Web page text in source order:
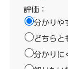
評価：
分かりや
どちらと
分かりに